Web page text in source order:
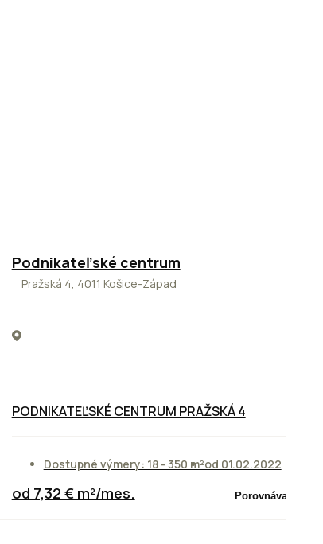
ODPORÚČAME
Podnikateľské centrum
Pražská 4, 4011 Košice-Západ
PODNIKATEĽSKÉ CENTRUM PRAŽSKÁ 4
Dostupné výmery: 18 - 350 m²od 01.02.2022
od 7,32 € m²/mes. Porovnávač